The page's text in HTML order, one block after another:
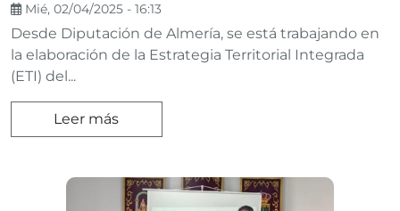
Mié, 02/04/2025 - 16:13
Desde Diputación de Almería, se está trabajando en
la elaboración de la Estrategia Territorial Integrada
(ETI) del...
Leer más